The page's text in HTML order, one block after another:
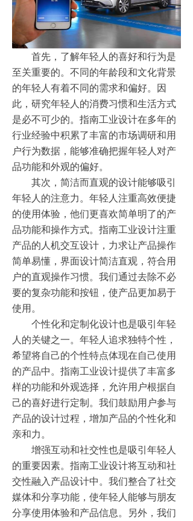
首先，了解年轻人的喜好和行为是
至关重要的。不同的年龄段和文化背景
的年轻人有着不同的需求和偏好。因
此，研究年轻人的消费习惯和生活方式
是必不可少的。指南工业设计在多年的
行业经验中积累了丰富的市场调研和用
户行为数据，能够准确把握年轻人对产
品功能和外观的偏好。
其次，简洁而直观的设计能够吸引
年轻人的注意力。年轻人注重高效便捷
的使用体验，他们更喜欢简单明了的产
品功能和操作方式。指南工业设计注重
产品的人机交互设计，力求让产品操作
简单易懂，界面设计简洁直观，符合用
户的直观操作习惯。我们通过去除不必
要的复杂功能和按钮，使产品更加易于
使用。
个性化和定制化设计也是吸引年轻
人的关键之一。年轻人追求独特个性，
希望将自己的个性特点体现在自己使用
的产品中。指南工业设计提供了丰富多
样的功能和外观选择，允许用户根据自
己的喜好进行定制。我们鼓励用户参与
产品的设计过程，增加产品的个性化和
亲和力。
增强互动和社交性也是吸引年轻人
的重要因素。指南工业设计将互动和社
交性融入产品设计中。我们整合了社交
媒体和分享功能，使年轻人能够与朋友
分享使用体验和产品信息。另外，我们